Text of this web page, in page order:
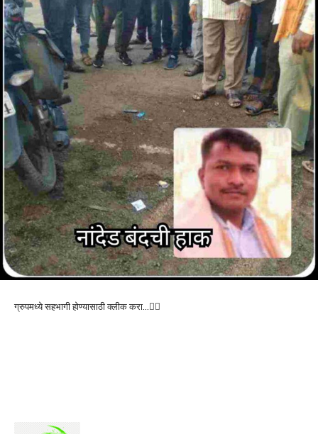
ग्रुपमध्ये सहभागी होण्यासाठी क्लीक करा…👆🏻